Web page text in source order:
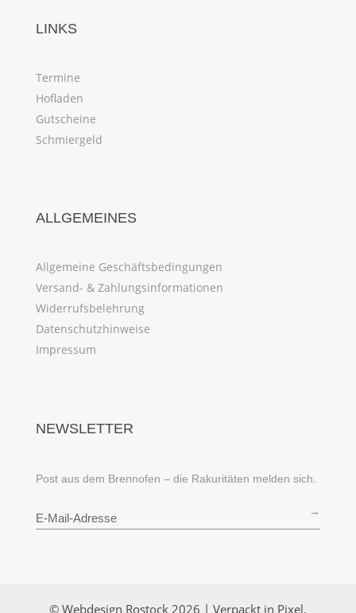
LINKS
Termine
Hofladen
Gutscheine
Schmiergeld
ALLGEMEINES
Allgemeine Geschäftsbedingungen
Versand- & Zahlungsinformationen
Widerrufsbelehrung
Datenschutzhinweise
Impressum
NEWSLETTER
Post aus dem Brennofen – die Rakuritäten melden sich.
→
© Webdesign Rostock 2026 | Verpackt in Pixel,